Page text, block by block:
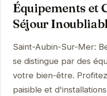
Équipements et
Séjour
Saint-Aubin-Sur-Mer:
se distingue par des
votre bien-être.
paisible et